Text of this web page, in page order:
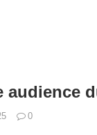
audience
0